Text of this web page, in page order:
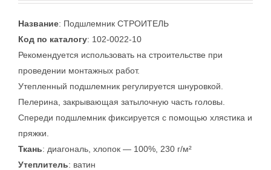
Название: Подшлемник СТРОИТЕЛЬ
Код по каталогу: 102-0022-10
Рекомендуется использовать на строительстве при
проведении монтажных работ.
Утепленный подшлемник регулируется шнуровкой.
Пелерина, закрывающая затылочную часть головы.
Спереди подшлемник фиксируется с помощью хлястика и
пряжки.
Ткань: диагональ, хлопок — 100%, 230 г/м²
Утеплитель: ватин